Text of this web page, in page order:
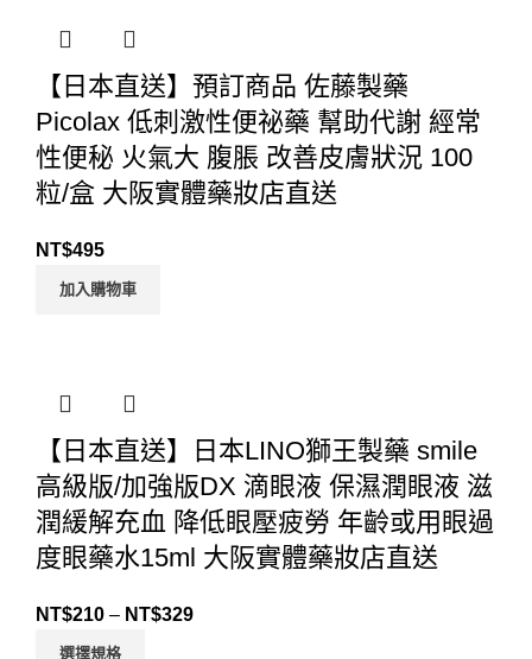
【日本直送】預訂商品 佐藤製藥
Picolax 低刺激性便祕藥 幫助代謝 經常
性便秘 火氣大 腹脹 改善皮膚狀況 100
粒/盒 大阪實體藥妝店直送
NT$495
加入購物車
【日本直送】日本LINO獅王製藥 smile
高級版/加強版DX 滴眼液 保濕潤眼液 滋
潤緩解充血 降低眼壓疲勞 年齡或用眼過
度眼藥水15ml 大阪實體藥妝店直送
NT$210 – NT$329
選擇規格